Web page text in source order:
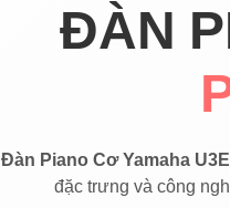
ĐÀN
Đàn Piano Cơ Yamaha U3E
đặc trưng và công